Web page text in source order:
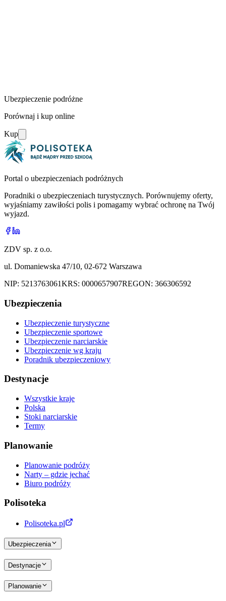
Ubezpieczenie podróżne
Porównaj i kup online
Kup
Portal o ubezpieczeniach podróżnych
Poradniki o ubezpieczeniach turystycznych. Porównujemy oferty,
wyjaśniamy zawiłości polis i pomagamy wybrać ochronę na Twój
wyjazd.
ZDV sp. z o.o.
ul. Domaniewska 47/10, 02-672 Warszawa
NIP: 5213763061KRS: 0000657907REGON: 366306592
Ubezpieczenia
Ubezpieczenie turystyczne
Ubezpieczenie sportowe
Ubezpieczenie narciarskie
Ubezpieczenie wg kraju
Poradnik ubezpieczeniowy
Destynacje
Wszystkie kraje
Polska
Stoki narciarskie
Termy
Planowanie
Planowanie podróży
Narty – gdzie jechać
Biuro podróży
Polisoteka
Polisoteka.pl
Ubezpieczenia
Destynacje
Planowanie